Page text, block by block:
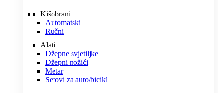
Kišobrani
Automatski
Ručni
Alati
Džepne svjetiljke
Džepni nožići
Metar
Setovi za auto/bicikl